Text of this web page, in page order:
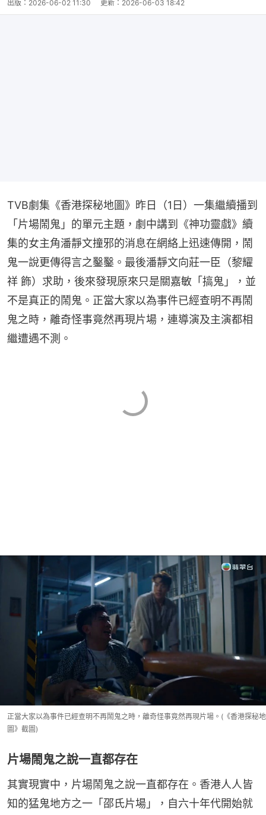
出版： 2026-06-02 11:30 更新： 2026-06-03 18:42
TVB劇集《香港探秘地圖》昨日（1日）一集繼續播到
「片場鬧鬼」的單元主題，劇中講到《神功靈戲》續
集的女主角潘靜文撞邪的消息在網絡上迅速傳開，鬧
鬼一說更傳得言之鑿鑿。最後潘靜文向莊一臣（黎耀
祥 飾）求助，後來發現原來只是關嘉敏「搞鬼」，並
不是真正的鬧鬼。正當大家以為事件已經查明不再鬧
鬼之時，離奇怪事竟然再現片場，連導演及主演都相
繼遭遇不測。
正當大家以為事件已經查明不再鬧鬼之時，離奇怪事竟然再現片場。(《香港探秘地
圖》截圖)
片場鬧鬼之說一直都存在
其實現實中，片場鬧鬼之說一直都存在。香港人人皆
知的猛鬼地方之一「邵氏片場」，自六十年代開始就